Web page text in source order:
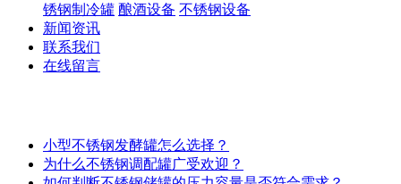
锈钢制冷罐 酿酒设备 不锈钢设备
新闻资讯
联系我们
在线留言
小型不锈钢发酵罐怎么选择？
为什么不锈钢调配罐广受欢迎？